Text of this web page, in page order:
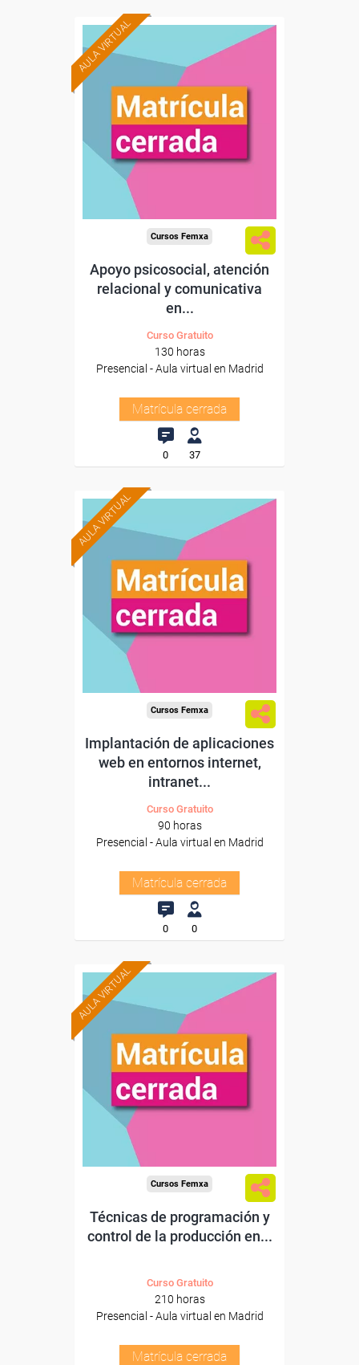
AULA VIRTUAL
Cursos Femxa
Apoyo psicosocial, atención
relacional y comunicativa
en...
Curso Gratuito
130 horas
Presencial - Aula virtual en Madrid
Matrícula cerrada
0 37
AULA VIRTUAL
Cursos Femxa
Implantación de aplicaciones
web en entornos internet,
intranet...
Curso Gratuito
90 horas
Presencial - Aula virtual en Madrid
Matrícula cerrada
0 0
AULA VIRTUAL
Cursos Femxa
Técnicas de programación y
control de la producción en...
Curso Gratuito
210 horas
Presencial - Aula virtual en Madrid
Matrícula cerrada